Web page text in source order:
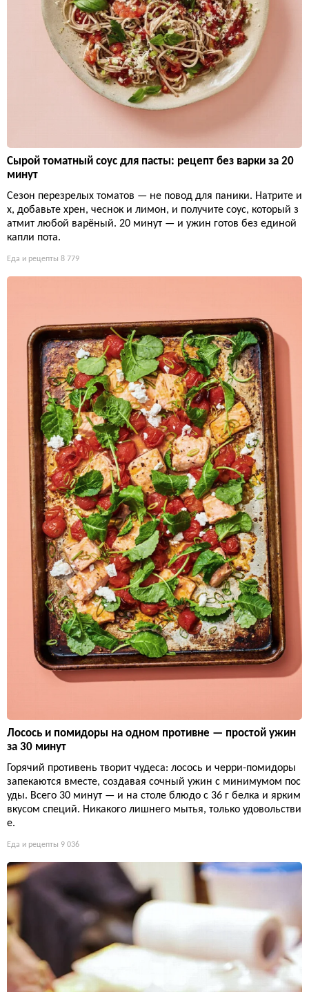
Сырой томатный соус для пасты: рецепт без варки за 20
минут
Сезон перезрелых томатов — не повод для паники. Натрите и
х, добавьте хрен, чеснок и лимон, и получите соус, который з
атмит любой варёный. 20 минут — и ужин готов без единой
капли пота.
Еда и рецепты 8 779
Лосось и помидоры на одном противне — простой ужин
за 30 минут
Горячий противень творит чудеса: лосось и черри-помидоры
запекаются вместе, создавая сочный ужин с минимумом пос
уды. Всего 30 минут — и на столе блюдо с 36 г белка и ярким
вкусом специй. Никакого лишнего мытья, только удовольстви
е.
Еда и рецепты 9 036